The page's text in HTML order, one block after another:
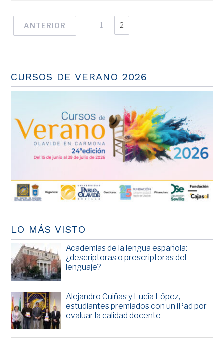
ANTERIOR 1 2
CURSOS DE VERANO 2026
LO MÁS VISTO
Academias de la lengua española:
¿descriptoras o prescriptoras del
lenguaje?
Alejandro Cuiñas y Lucía López,
estudiantes premiados con un iPad por
evaluar la calidad docente